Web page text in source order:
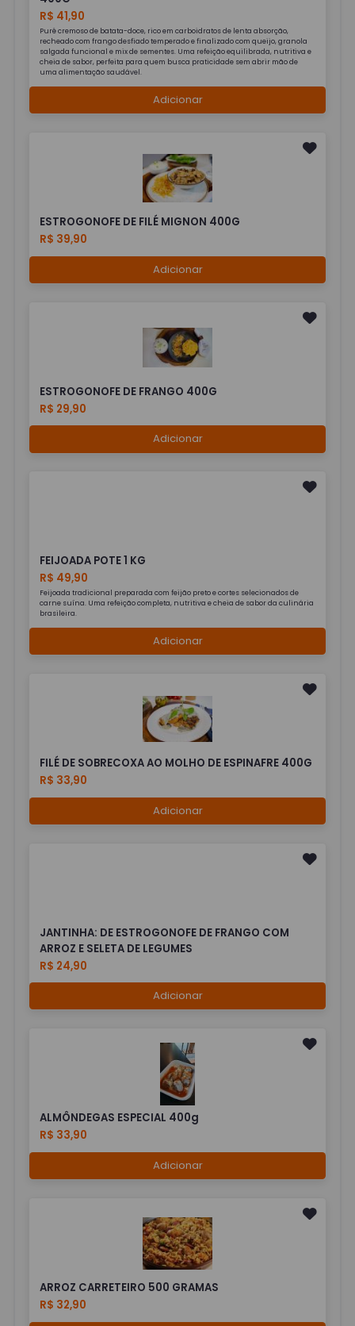
R$ 41,90
Purê cremoso de batata-doce, rico em carboidratos de lenta absorção,
recheado com frango desfiado temperado e finalizado com queijo, granola
salgada funcional e mix de sementes. Uma refeição equilibrada, nutritiva e
cheia de sabor, perfeita para quem busca praticidade sem abrir mão de
uma alimentação saudável.
Adicionar
ESTROGONOFE DE FILÉ MIGNON 400G
R$ 39,90
Adicionar
ESTROGONOFE DE FRANGO 400G
R$ 29,90
Adicionar
FEIJOADA POTE 1 KG
R$ 49,90
Feijoada tradicional preparada com feijão preto e cortes selecionados de
carne suína. Uma refeição completa, nutritiva e cheia de sabor da culinária
brasileira.
Adicionar
FILÉ DE SOBRECOXA AO MOLHO DE ESPINAFRE 400G
R$ 33,90
Adicionar
JANTINHA: DE ESTROGONOFE DE FRANGO COM
ARROZ E SELETA DE LEGUMES
R$ 24,90
Adicionar
ALMÔNDEGAS ESPECIAL 400g
R$ 33,90
Adicionar
ARROZ CARRETEIRO 500 GRAMAS
R$ 32,90